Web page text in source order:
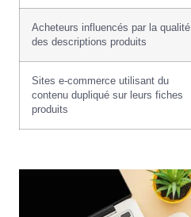
Acheteurs influencés par la qualité
des descriptions produits
Sites e-commerce utilisant du
contenu dupliqué sur leurs fiches
produits